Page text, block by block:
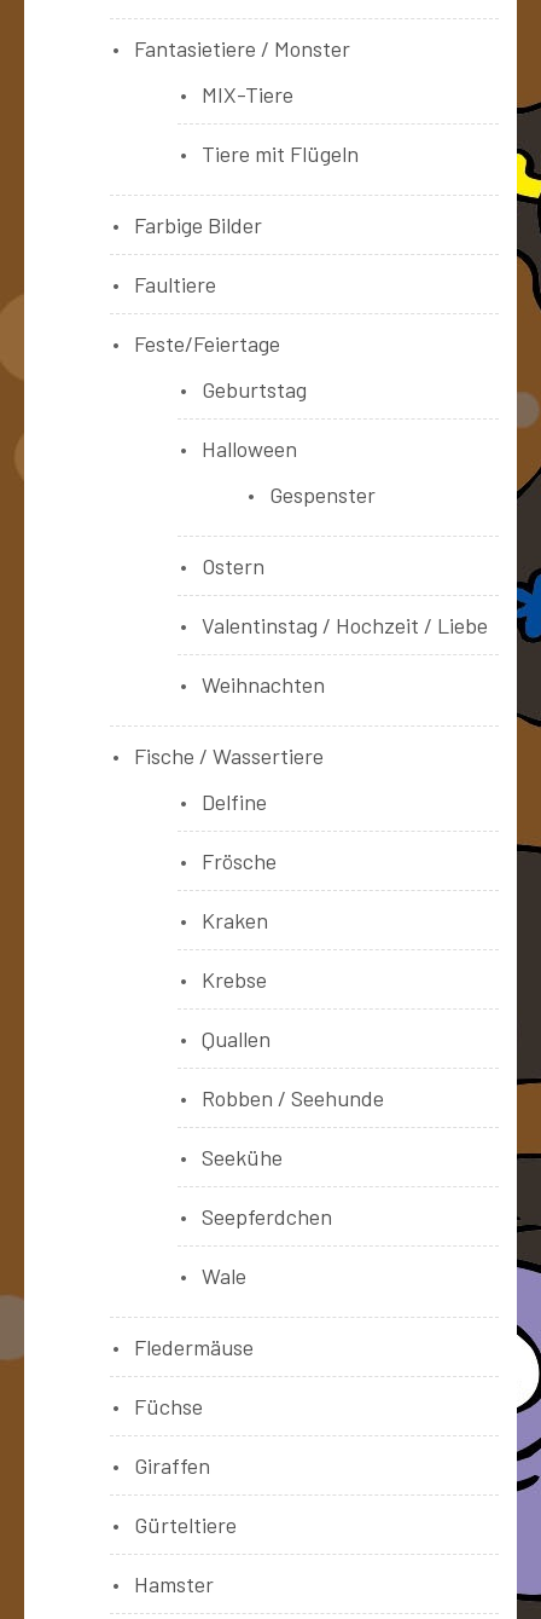
Fantasietiere / Monster
MIX-Tiere
Tiere mit Flügeln
Farbige Bilder
Faultiere
Feste/Feiertage
Geburtstag
Halloween
Gespenster
Ostern
Valentinstag / Hochzeit / Liebe
Weihnachten
Fische / Wassertiere
Delfine
Frösche
Kraken
Krebse
Quallen
Robben / Seehunde
Seekühe
Seepferdchen
Wale
Fledermäuse
Füchse
Giraffen
Gürteltiere
Hamster